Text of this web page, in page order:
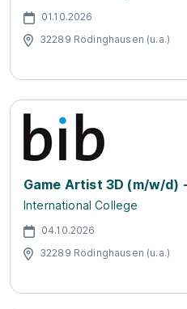
01.10.2026
32289 Rödinghausen (u.a.)
Game Artist 3D (m/w/d)
International College
04.10.2026
32289 Rödinghausen (u.a.)